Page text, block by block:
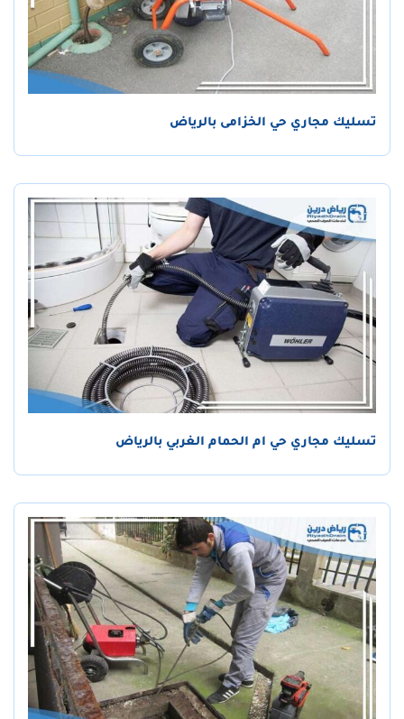
تسليك مجاري حي الخزامى بالرياض
تسليك مجاري حي ام الحمام الغربي بالرياض